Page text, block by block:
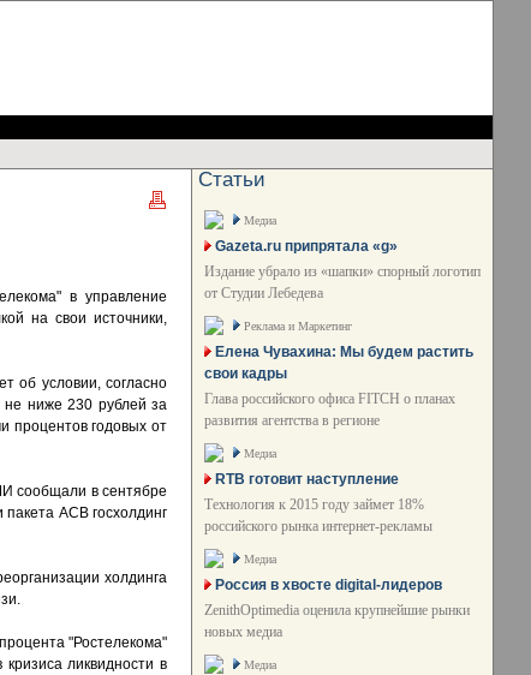
в управление
на свои источники,
об условии, согласно
не ниже 230 рублей за
процентов годовых от
сообщали в сентябре
АСВ госхолдинг
холдинга
"Ростелекома"
ликвидности в
Статьи
Медиа
Gazeta.ru припрятала «g»
Издание убрало из «шапки» спорный логотип
от Студии Лебедева
Реклама и Маркетинг
Елена Чувахина: Мы будем растить
свои кадры
Глава российского офиса FITCH о планах
развития агентства в регионе
Медиа
RTB готовит наступление
Технология к 2015 году займет 18%
российского рынка интернет-рекламы
Медиа
Россия в хвосте digital-лидеров
ZenithOptimedia оценила крупнейшие рынки
новых медиа
Медиа